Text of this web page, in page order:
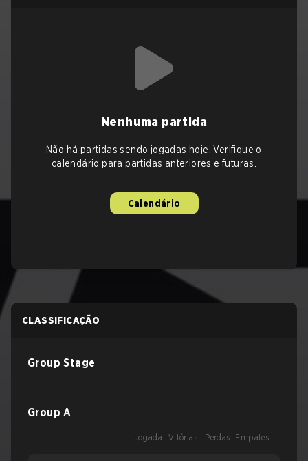
Nenhuma partida
Não há partidas sendo jogadas hoje. Verifique o
calendário para partidas anteriores e futuras.
Calendário
CLASSIFICAÇÃO
Group Stage
Group A
Jogada Vitórias Perdas Empates